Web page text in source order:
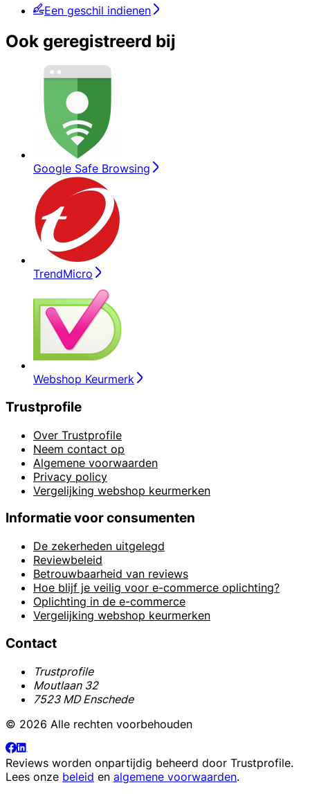
Een geschil indienen
Ook geregistreerd bij
Google Safe Browsing
TrendMicro
Webshop Keurmerk
Trustprofile
Over Trustprofile
Neem contact op
Algemene voorwaarden
Privacy policy
Vergelijking webshop keurmerken
Informatie voor consumenten
De zekerheden uitgelegd
Reviewbeleid
Betrouwbaarheid van reviews
Hoe blijf je veilig voor e-commerce oplichting?
Oplichting in de e-commerce
Vergelijking webshop keurmerken
Contact
Trustprofile
Moutlaan 32
7523 MD Enschede
© 2026 Alle rechten voorbehouden
Reviews worden onpartijdig beheerd door Trustprofile.
Lees onze beleid en algemene voorwaarden.